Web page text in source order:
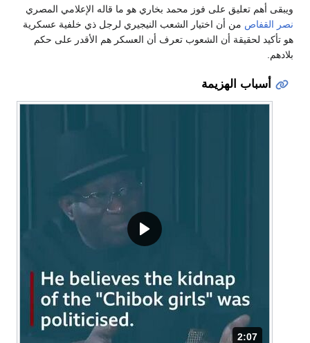
ويبقى أهم تعليق على فوز محمد بخاري هو ما قاله الإعلامي المصري
نصر القفاص من أن اختيار الشعب النيجيري لرجل ذي خلفية عسكرية
هو تأكيد لحقيقة أن الشعوب تعرف أن العسكر هم الأقدر على حكم
بلادهم.
أسباب الهزيمة
المدة: دقائق و 7 ثواني.
2:07